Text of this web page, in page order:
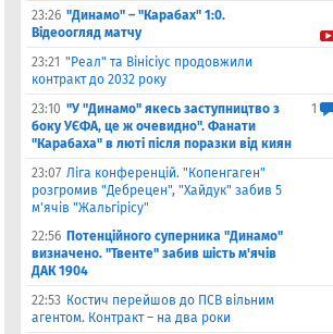
23:26 "Динамо" – "Карабах" 1:0.
Відеоогляд матчу
23:21 "Реал" та Вінісіус продовжили
контракт до 2032 року
23:10 "У "Динамо" якесь заступництво з
боку УЄФА, це ж очевидно". Фанати
"Карабаха" в люті після поразки від киян
1
23:07 Ліга конференцій. "Копенгаген"
розгромив "Дебрецен", "Хайдук" забив 5
м'ячів "Жальгірісу"
22:56 Потенційного суперника "Динамо"
визначено. "Твенте" забив шість м'ячів
ДАК 1904
22:53 Костич перейшов до ПСВ вільним
агентом. Контракт – на два роки